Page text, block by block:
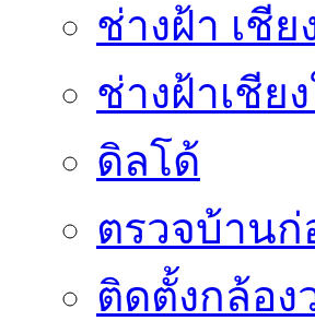
ช่างฝ้า เชีย
ช่างฝ้าเชีย
ดิลโด้
ตรวจบ้าน
ติดตั้งกล้อง